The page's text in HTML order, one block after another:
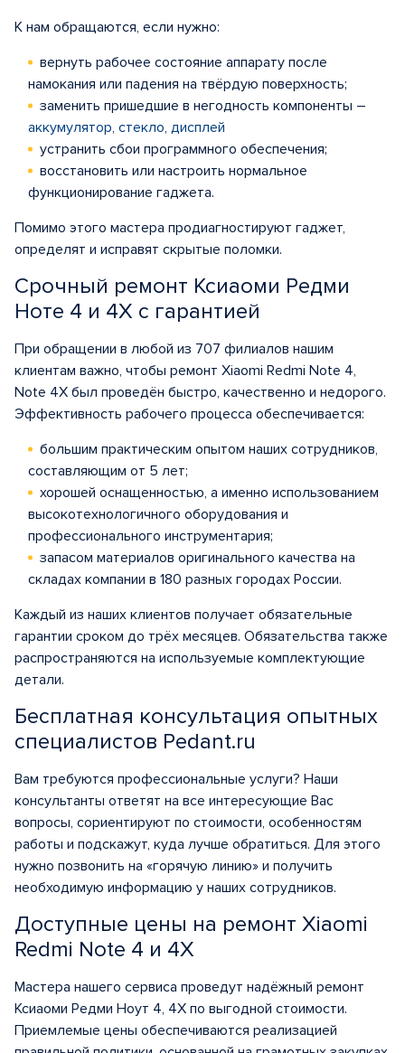
К нам обращаются, если нужно:
вернуть рабочее состояние аппарату после
намокания или падения на твёрдую поверхность;
заменить пришедшие в негодность компоненты –
аккумулятор, стекло, дисплей
устранить сбои программного обеспечения;
восстановить или настроить нормальное
функционирование гаджета.
Помимо этого мастера продиагностируют гаджет,
определят и исправят скрытые поломки.
Срочный ремонт Ксиаоми Редми
Ноте 4 и 4Х с гарантией
При обращении в любой из 707 филиалов нашим
клиентам важно, чтобы ремонт Xiaomi Redmi Note 4,
Note 4X был проведён быстро, качественно и недорого.
Эффективность рабочего процесса обеспечивается:
большим практическим опытом наших сотрудников,
составляющим от 5 лет;
хорошей оснащенностью, а именно использованием
высокотехнологичного оборудования и
профессионального инструментария;
запасом материалов оригинального качества на
складах компании в 180 разных городах России.
Каждый из наших клиентов получает обязательные
гарантии сроком до трёх месяцев. Обязательства также
распространяются на используемые комплектующие
детали.
Бесплатная консультация опытных
специалистов Pedant.ru
Вам требуются профессиональные услуги? Наши
консультанты ответят на все интересующие Вас
вопросы, сориентируют по стоимости, особенностям
работы и подскажут, куда лучше обратиться. Для этого
нужно позвонить на «горячую линию» и получить
необходимую информацию у наших сотрудников.
Доступные цены на ремонт Xiaomi
Redmi Note 4 и 4X
Мастера нашего сервиса проведут надёжный ремонт
Ксиаоми Редми Ноут 4, 4Х по выгодной стоимости.
Приемлемые цены обеспечиваются реализацией